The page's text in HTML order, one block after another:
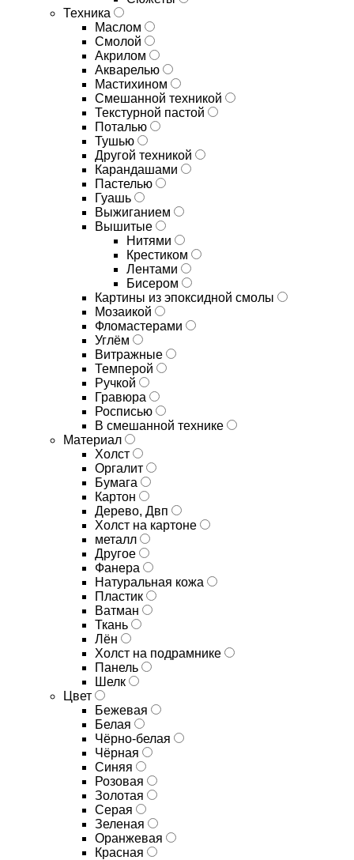
Техника
Маслом
Смолой
Акрилом
Акварелью
Мастихином
Смешанной техникой
Текстурной пастой
Поталью
Тушью
Другой техникой
Карандашами
Пастелью
Гуашь
Выжиганием
Вышитые
Нитями
Крестиком
Лентами
Бисером
Картины из эпоксидной смолы
Мозаикой
Фломастерами
Углём
Витражные
Темперой
Ручкой
Гравюра
Росписью
В смешанной технике
Материал
Холст
Оргалит
Бумага
Картон
Дерево, Двп
Холст на картоне
металл
Другое
Фанера
Натуральная кожа
Пластик
Ватман
Ткань
Лён
Холст на подрамнике
Панель
Шелк
Цвет
Бежевая
Белая
Чёрно-белая
Чёрная
Синяя
Розовая
Золотая
Серая
Зеленая
Оранжевая
Красная